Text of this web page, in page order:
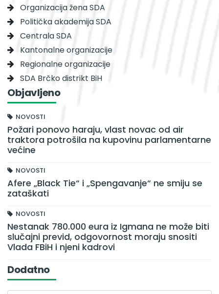
Organizacija žena SDA
Politička akademija SDA
Centrala SDA
Kantonalne organizacije
Regionalne organizacije
SDA Brčko distrikt BiH
Objavljeno
NOVOSTI
Požari ponovo haraju, vlast novac od air
traktora potrošila na kupovinu parlamentarne
većine
NOVOSTI
Afere „Black Tie“ i „Spengavanje“ ne smiju se
zataškati
NOVOSTI
Nestanak 780.000 eura iz Igmana ne može biti
slučajni previd, odgovornost moraju snositi
Vlada FBiH i njeni kadrovi
Dodatno